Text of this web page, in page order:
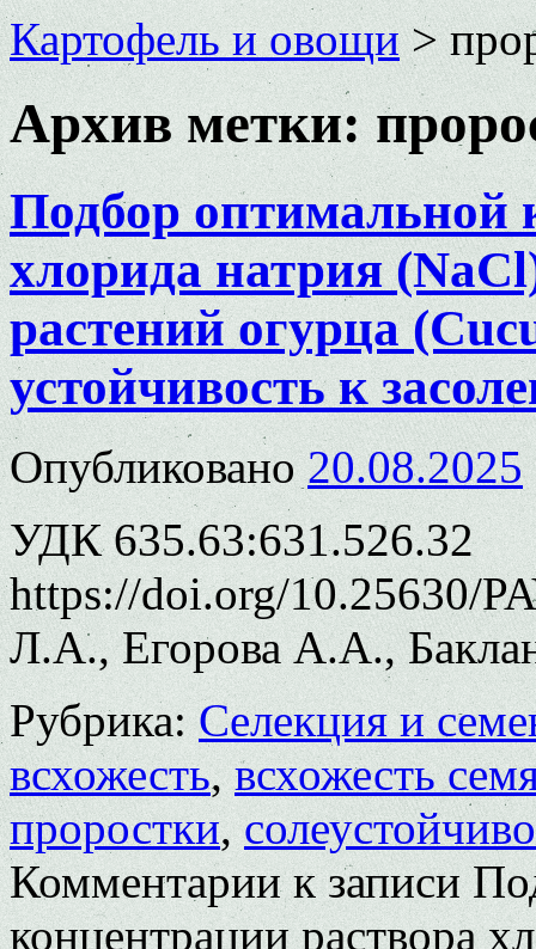
Картофель и овощи>
Архив метки:
Подбор оптимальной
хлорида натрия
растений огурца
устойчивость к
Опубликовано 20.08.2025
УДК 635.63:631.526.32
https://doi.org/10.25630/
Л.А., Егорова А.А.,
Рубрика: Селекция и
всхожесть, всхожесть
проростки,
Комментариик записи
концентрации раствора